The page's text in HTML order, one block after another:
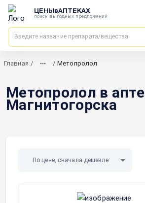
ЦЕНЫвАПТЕКАХ
поиск выгодных предложений
Главная / / Метопролол
Метопролол в
Магнитогорска
По цене, сначала дешевле